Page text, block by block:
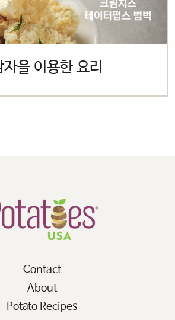
지지 않습니다.
면 ‘확인’을 클릭하고,
으로 돌아가려면
눌러주시길 바랍니다.
을 이용한 요리
Contact
About
Potato Recipes